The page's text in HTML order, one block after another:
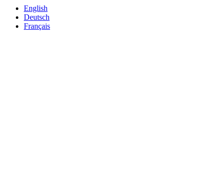
English
Deutsch
Français